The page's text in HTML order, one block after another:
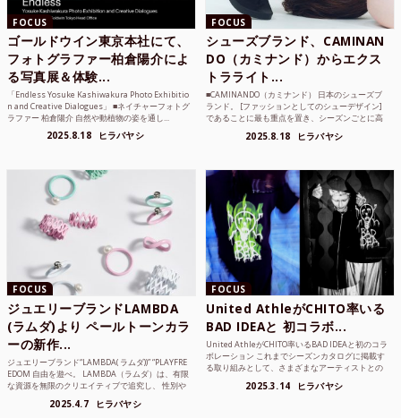
FOCUS
ゴールドウイン東京本社にて、
フォトグラファー柏倉陽介によ
る写真展＆体験...
「Endless Yosuke Kashiwakura Photo Exhibitio
n and Creative Dialogues」 ■ネイチャーフォトグ
ラファー 柏倉陽介 自然や動植物の姿を通し...
2025.8.18 ヒラバヤシ
FOCUS
シューズブランド、CAMINAN
DO（カミナンド）からエクス
トラライト...
■CAMINANDO（カミナンド） 日本のシューズブ
ランド。 [ファッションとしてのシューデザイン]
であることに最も重点を置き、シーズンごとに高
でも持つメキ...2025.8.18 ヒラバヤシ
FOCUS
ジュエリーブランドLAMBDA
(ラムダ)より ペールトーンカラ
ーの新作...
ジュエリーブランド“LAMBDA( ラムダ))” “PLAYFRE
EDOM 自由を遊べ。 LAMBDA（ラムダ）は、有限
な資源を無限のクリエイティブで追究し、 性別や
2025.4.7 ヒラバヤシ
FOCUS
United AthleがCHITO率いる
BAD IDEAと 初コラボ...
United AthleがCHITO率いるBAD IDEAと初のコラ
ボレーション これまでシーズンカタログに掲載す
る取り組みとして、さまざまなアーティストとの
2025.3.14 ヒラバヤシ